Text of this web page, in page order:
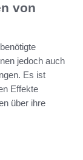
von
jedoch auch
Es ist
Effekte
über ihre